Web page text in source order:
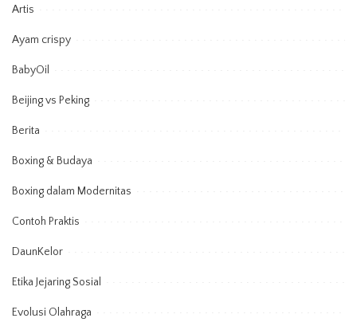
Artis
Ayam crispy
BabyOil
Beijing vs Peking
Berita
Boxing & Budaya
Boxing dalam Modernitas
Contoh Praktis
DaunKelor
Etika Jejaring Sosial
Evolusi Olahraga